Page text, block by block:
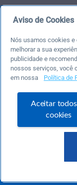
O Sebrae não se
Uma das maiores
pertinentes e temas
E claro, conte sempre
Aviso de Cookies
Nós usamos cookies
melhorar a sua
publicidade e
nossos serviços, você
em nossa
Política de
Aceitar
cookies